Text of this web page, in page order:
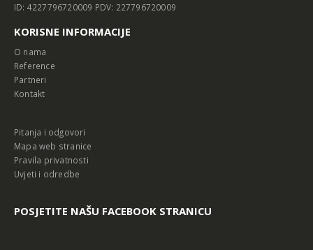
ID: 4227796720009 PDV: 227796720009
KORISNE INFORMACIJE
O nama
Reference
Partneri
Kontakt
Pitanja i odgovori
Mapa web stranice
Pravila privatnosti
Uvjeti i odredbe
POSJETITE NAŠU FACEBOOK STRANICU